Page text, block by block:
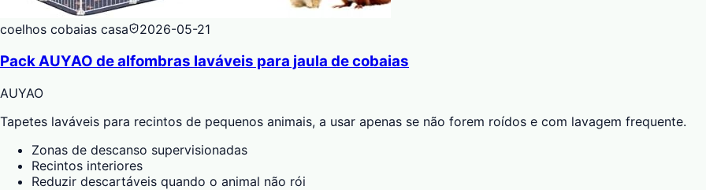
coelhos cobaias casa 2026-05-21
Pack AUYAO de alfombras laváveis para jaula de cobaias
AUYAO
Tapetes laváveis para recintos de pequenos animais, a usar apenas se não forem roídos e com lavagem frequente.
Zonas de descanso supervisionadas
Recintos interiores
Reduzir descartáveis quando o animal não rói